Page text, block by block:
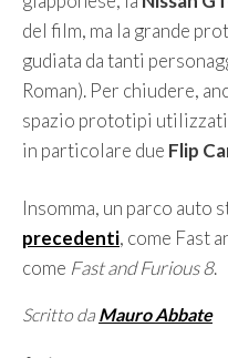
del film, ma la grande
gudiata da tanti
Roman). Per chiudere,
spazio prototipi
in particolare due Flip
Insomma, un parco
precedenti, come Fast
come Fast and Furious 8.
Scritto da Mauro Abbate